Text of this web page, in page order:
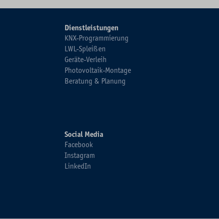
Dienstleistungen
KNX-Programmierung
LWL-Spleißen
Geräte-Verleih
Photovoltaik-Montage
Beratung & Planung
Social Media
Facebook
Instagram
LinkedIn